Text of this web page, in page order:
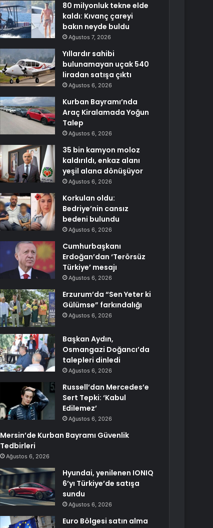
80 milyonluk tekne elde
kaldı: Kıvanç çareyi
bakın neyde buldu
Ağustos 7, 2026
Yıllardır sahibi
bulunamayan uçak 540
liradan satışa çıktı
Ağustos 6, 2026
Kurban Bayramı’nda
Araç Kiralamada Yoğun
Talep
Ağustos 6, 2026
35 bin kamyon moloz
kaldırıldı, enkaz alanı
yeşil alana dönüşüyor
Ağustos 6, 2026
Korkulan oldu:
Bedriye’nin cansız
bedeni bulundu
Ağustos 6, 2026
Cumhurbaşkanı
Erdoğan’dan ‘Terörsüz
Türkiye’ mesajı
Ağustos 6, 2026
Erzurum’da “Sen Yeter ki
Gülümse” farkındalığı
Ağustos 6, 2026
Başkan Aydın,
Osmangazi Doğancı’da
talepleri dinledi
Ağustos 6, 2026
Russell’dan Mercedes’e
Sert Tepki: ‘Kabul
Edilemez’
Ağustos 6, 2026
Mersin’de Kurban Bayramı Güvenlik
Tedbirleri
Ağustos 6, 2026
Hyundai, yenilenen IONIQ
6’yı Türkiye’de satışa
sundu
Ağustos 6, 2026
Euro Bölgesi satın alma